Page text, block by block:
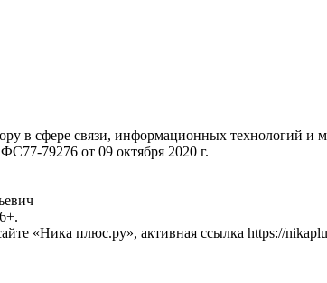
в сфере связи, информационных технологий и
79276 от 09 октября 2020 г.
«Ника плюс.ру», активная ссылка https://